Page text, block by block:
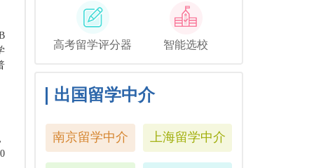
高考留学评分器 智能选校
出国留学中介
南京留学中介 上海留学中介